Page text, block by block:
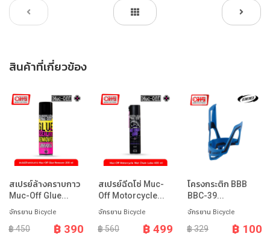
สินค้าที่เกี่ยวข้อง
สเปรย์ล้างคราบกาว
Muc-Off Glue...
จักรยาน Bicycle
฿ 450 ฿ 390
สเปรย์ฉีดโซ่ Muc-
Off Motorcycle...
จักรยาน Bicycle
฿ 560 ฿ 499
โครงกระติก BBB
BBC-39...
จักรยาน Bicycle
฿ 329 ฿ 100